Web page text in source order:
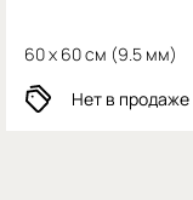
60 x 60 см (9.5 мм)
Нет в продаже